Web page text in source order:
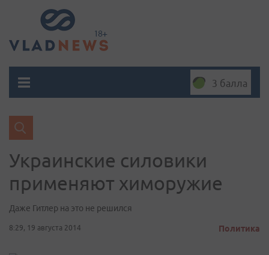
3 балла
Украинские силовики
применяют химоружие
Даже Гитлер на это не решился
8:29, 19 августа 2014 Политика